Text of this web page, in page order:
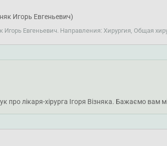
Игорь Евгеньевич)
Евгеньевич. Направления: Хирургия, Общая
про лікаря-хірурга Ігоря Візняка. Бажаємо вам